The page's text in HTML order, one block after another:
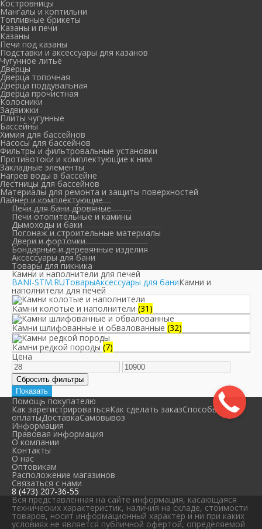
Костровницы
Мангалы и коптильни
Топливные брикеты
Казаны и печи
Казаны
Печи под казаны
Подставки и аксессуары для казанов
Чугунное литье
Дверцы
Дверца топочная
Дверца поддувальная
Дверца прочистная
Колосники
Задвижки
Плиты чугунные
Бассейны
Химия для бассейнов
Насосы для бассейнов
Фильтры и фильтровальные установки
Противотоки и комплектующие к ним
Закладные элементы
Нагрев воды в бассейне
Лестницы для бассейнов
Материалы для ремонта и защиты поверхностей
Лайнер и комплектующие
Печи для бани дровяные
Печи отопительные и камины
Дымоходы и баки
Погонаж и строительные материалы
Двери и форточки
Бондарные и деревянные изделия
Аксессуары для бани
Товары для пикника
Камни и наполнители для печей
BANI-STM.RUТоварыАксессуары для баниКамни и
наполнители для печей
Камни колотые и наполнители (31)
Камни шлифованные и обвалованные (32)
Камни редкой породы (7)
Цена
Помощь покупателю
Как зарегистрироватьсяКак сделать заказСпособы
оплатыДоставкаСамовывоз
Информация
Правовая информация
О компании
Контакты
О нас
Оптовикам
Расположение магазинов
Связаться с нами
8 (473) 207-36-55
Вся представленная на сайте информация, касающаяся
технических характеристик, наличия на складе, стоимости
товаров, носит информационный характер и ни при каких
условиях не является публичной офертой, определяемой